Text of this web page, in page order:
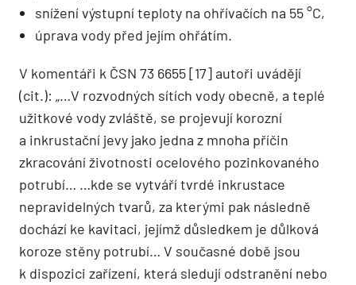
snížení výstupní teploty na ohřívačích na 55 °C,
úprava vody před jejím ohřátím.
V komentáři k ČSN 73 6655 [17] autoři uvádějí
(cit.): „…V rozvodných sítích vody obecně, a teplé
užitkové vody zvláště, se projevují korozní
a inkrustační jevy jako jedna z mnoha příčin
zkracování životnosti ocelového pozinkovaného
potrubí… …kde se vytváří tvrdé inkrustace
nepravidelných tvarů, za kterými pak následně
dochází ke kavitaci, jejímž důsledkem je důlková
koroze stěny potrubí… V současné době jsou
k dispozici zařízení, která sledují odstranění nebo